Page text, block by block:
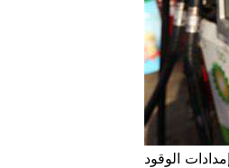
الوقود